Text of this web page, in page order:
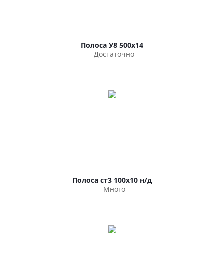
Полоса У8 500х14
Достаточно
Полоса ст3 100х10 н/д
Много